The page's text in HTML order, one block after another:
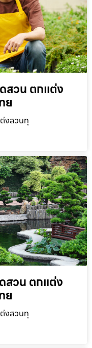
สวน ตกแต่ง
ย
งสวนทุ
สวน ตกแต่ง
ย
งสวนทุ